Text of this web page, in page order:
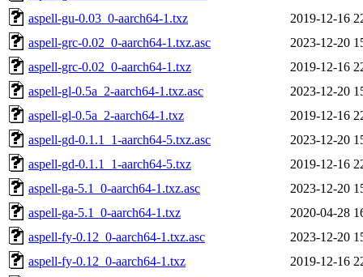
aspell-gu-0.03_0-aarch64-1.txz
2019-12-16
aspell-grc-0.02_0-aarch64-1.txz.asc
2023-12-20
aspell-grc-0.02_0-aarch64-1.txz
2019-12-16
aspell-gl-0.5a_2-aarch64-1.txz.asc
2023-12-20
aspell-gl-0.5a_2-aarch64-1.txz
2019-12-16
aspell-gd-0.1.1_1-aarch64-5.txz.asc
2023-12-20
aspell-gd-0.1.1_1-aarch64-5.txz
2019-12-16
aspell-ga-5.1_0-aarch64-1.txz.asc
2023-12-20
aspell-ga-5.1_0-aarch64-1.txz
2020-04-28
aspell-fy-0.12_0-aarch64-1.txz.asc
2023-12-20
aspell-fy-0.12_0-aarch64-1.txz
2019-12-16